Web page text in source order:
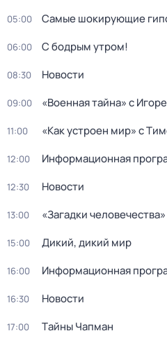
05:00 Самые шoкиpующие
06:00 С бодрым утром!
08:30 Новости
09:00 «Военная тайна» с
11:00 «Как устроен мир» с
12:00 Информационная
12:30 Новости
13:00 «Загадки
15:00 Дикий, дикий мир
16:00 Информационная
16:30 Новости
17:00 Тaйны Чапман